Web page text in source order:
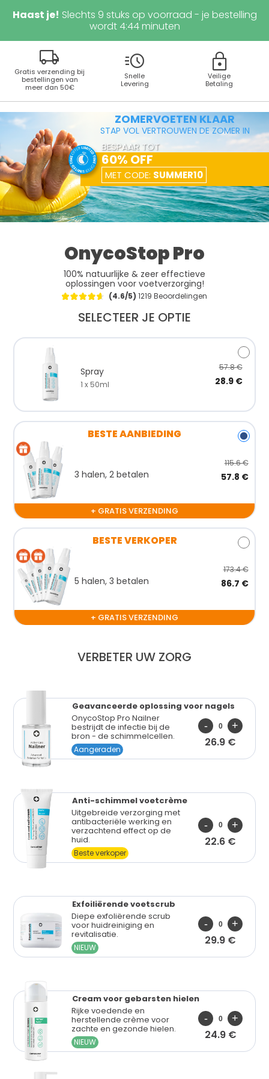
Haast je! Slechts 9 stuks op voorraad - je bestelling
wordt 4:43minuten
Gratis verzending bij
bestellingen van
meer dan 50€
local_shipping
Snelle
Levering
acute
Veilige
Betaling
lock
ZOMERVOETEN KLAAR
STAP VOL VERTROUWEN DE ZOMER IN
BESPAAR TOT
60% OFF
MET CODE: SUMMER10
OnycoStop Pro
100% natuurlijke & zeer effectieve
oplossingen voor voetverzorging!
(4.6/5) 1219 Beoordelingen
SELECTEER JE OPTIE
Spray
1 x 50ml
57.8 €
28.9 €
BESTE AANBIEDING
3 halen, 2 betalen
115.6 €
57.8 €
+ GRATIS VERZENDING
BESTE VERKOPER
5 halen, 3 betalen
173.4 €
86.7 €
+ GRATIS VERZENDING
VERBETER UW ZORG
Geavanceerde oplossing voor nagels
OnycoStop Pro Nailner
bestrijdt de infectie bij de
bron - de schimmelcellen.
Aangeraden
26.9 €
Anti-schimmelvoetcrème
Uitgebreide verzorging met
antibacteriële werking en
verzachtend effect op de
huid.
Beste verkoper
22.6 €
Exfoiliërendevoetscrub
Diepe exfoliërende scrub
voor huidreiniging en
revitalisatie.
NIEUW
29.9 €
Cream voor gebarsten hielen
Rijke voedende en
herstellende crème voor
zachte en gezonde hielen.
NIEUW
24.9 €